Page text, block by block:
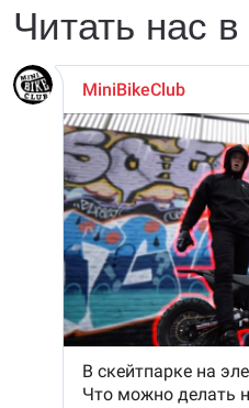
Читать нас в